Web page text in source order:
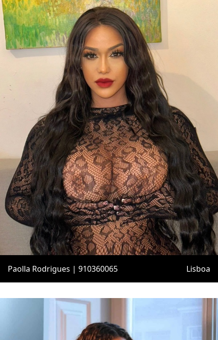
Paolla Rodrigues | 910360065 Lisboa